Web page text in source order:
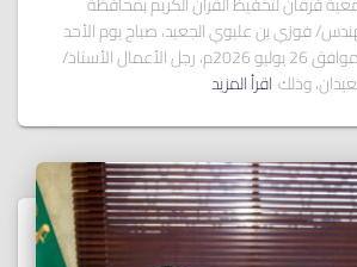
فوزي بن عليوي الجعيد، صباح يوم الأحد
12 صفر 1448هـ الموافق 26 يوليو 2026م، رجل الأعمال الأستاذ/
وذلك اقرأ المزيد